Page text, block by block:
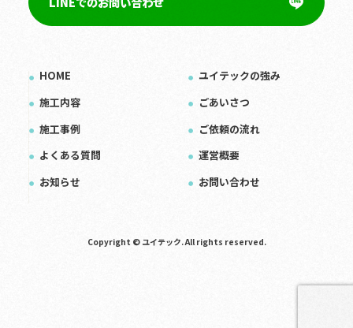
HOME
ユイテックの強み
施工内容
ごあいさつ
施工事例
ご依頼の流れ
よくある質問
運営概要
お知らせ
お問い合わせ
Copyright © ユイテック. All rights reserved.